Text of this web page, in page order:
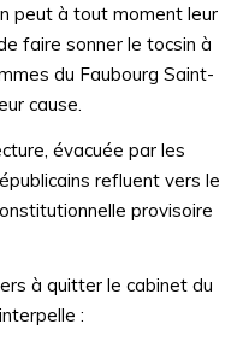
peut à tout moment leur
faire sonner le tocsin à
du Faubourg Saint-
cause.
évacuée par les
refluent vers le
provisoire
à quitter le cabinet du
: